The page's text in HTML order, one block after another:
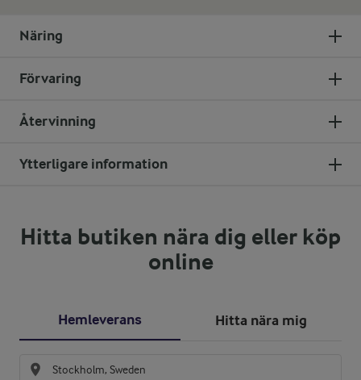
Näring
Förvaring
Återvinning
Ytterligare information
Hitta butiken nära dig eller köp
online
Hemleverans Hitta nära mig